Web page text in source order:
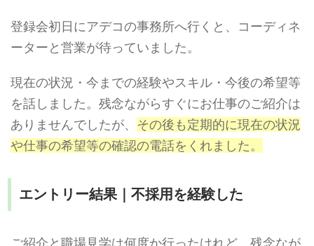
登録会初日にアデコの事務所へ行くと、コーディネ
ーターと営業が待っていました。
現在の状況・今までの経験やスキル・今後の希望等
を話しました。残念ながらすぐにお仕事のご紹介は
ありませんでしたが、 その後も定期的に現在の状況
や仕事の希望等の確認の電話をくれました。
エントリー結果｜不採用を経験した